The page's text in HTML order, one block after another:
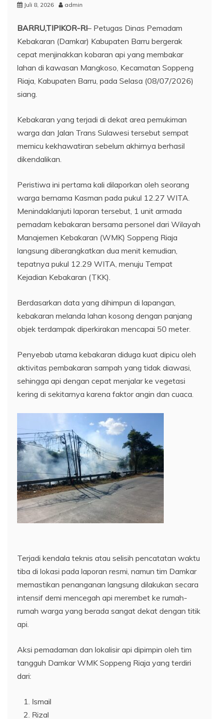
Juli 8, 2026 admin
BARRU,TIPIKOR-RI– Petugas Dinas Pemadam
Kebakaran (Damkar) Kabupaten Barru bergerak
cepat menjinakkan kobaran api yang membakar
lahan di kawasan Mangkoso, Kecamatan Soppeng
Riaja, Kabupaten Barru, pada Selasa (08/07/2026)
siang.
Kebakaran yang terjadi di dekat area pemukiman
warga dan Jalan Trans Sulawesi tersebut sempat
memicu kekhawatiran sebelum akhirnya berhasil
dikendalikan.
​Peristiwa ini pertama kali dilaporkan oleh seorang
warga bernama Kasman pada pukul 12.27 WITA.
Menindaklanjuti laporan tersebut, 1 unit armada
pemadam kebakaran bersama personel dari Wilayah
Manajemen Kebakaran (WMK) Soppeng Riaja
langsung diberangkatkan dua menit kemudian,
tepatnya pukul 12.29 WITA, menuju Tempat
Kejadian Kebakaran (TKK).
​Berdasarkan data yang dihimpun di lapangan,
kebakaran melanda lahan kosong dengan panjang
objek terdampak diperkirakan mencapai 50 meter.
Penyebab utama kebakaran diduga kuat dipicu oleh
aktivitas pembakaran sampah yang tidak diawasi,
sehingga api dengan cepat menjalar ke vegetasi
kering di sekitarnya karena faktor angin dan cuaca.
​Terjadi kendala teknis atau selisih pencatatan waktu
tiba di lokasi pada laporan resmi, namun tim Damkar
memastikan penanganan langsung dilakukan secara
intensif demi mencegah api merembet ke rumah-
rumah warga yang berada sangat dekat dengan titik
api.
​Aksi pemadaman dan lokalisir api dipimpin oleh tim
tangguh Damkar WMK Soppeng Riaja yang terdiri
dari:
​Ismail
​Rizal